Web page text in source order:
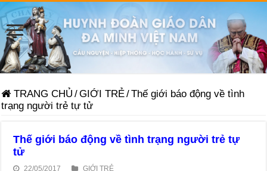
TRANG CHỦ /GIỚI TRẺ/Thế giới báo động về tình
trạng người trẻ tự tử
Thế giới báo động về tình trạng người trẻ tự
tử
22/05/2017 GIỚI TRẺ